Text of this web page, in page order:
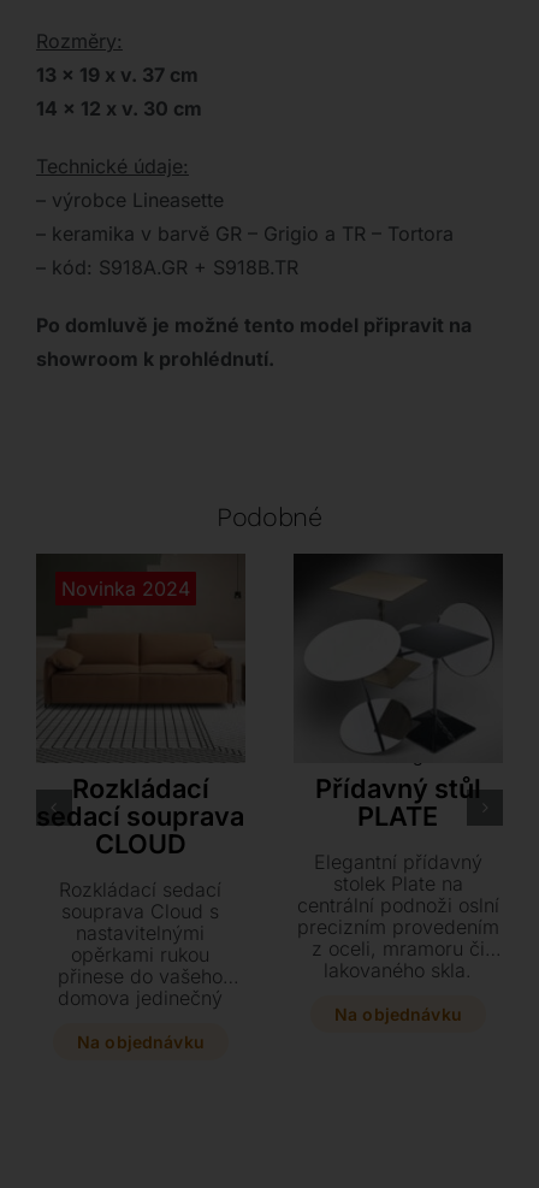
Rozměry:
13 x 19 x v. 37 cm
14 x 12 x v. 30 cm
Technické údaje:
– výrobce Lineasette
– keramika v barvě GR – Grigio a TR – Tortora
– kód: S918A.GR + S918B.TR
Po domluvě je možné tento model připravit na
showroom k prohlédnutí.
Podobné
Novinka 2024
Rozkládací
sedací souprava
CLOUD
Rozkládací sedací
souprava Cloud s
nastavitelnými
opěrkami rukou
přinese do vašeho
domova jedinečný
pár vteřin ji proměníte
Na objednávku
Orsenigo
Přídavný stůl
PLATE
Elegantní přídavný
stolek Plate na
centrální podnoži oslní
precizním provedením
z oceli, mramoru či
lakovaného skla.
čtvercového nebo
Na objednávku